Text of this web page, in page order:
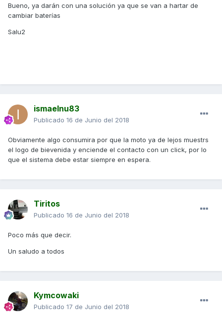
Bueno, ya darán con una solución ya que se van a hartar de
cambiar baterías
Salu2
ismaelnu83
Publicado 16 de Junio del 2018
Obviamente algo consumira por que la moto ya de lejos muestrs
el logo de bievenida y enciende el contacto con un click, por lo
que el sistema debe estar siempre en espera.
Tiritos
Publicado 16 de Junio del 2018
Poco más que decir.
Un saludo a todos
Kymcowaki
Publicado 17 de Junio del 2018